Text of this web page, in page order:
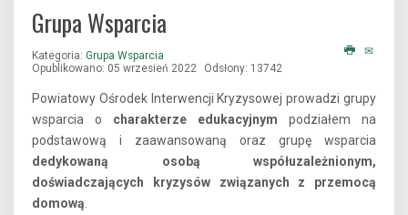
Grupa Wsparcia
Kategoria: Grupa Wsparcia
Opublikowano: 05 wrzesień 2022
Odsłony: 13742
Powiatowy Ośrodek Interwencji Kryzysowej prowadzi grupy
wsparcia o charakterze edukacyjnym podziałem na
podstawową i zaawansowaną oraz grupę wsparcia
dedykowaną osobą współuzależnionym,
doświadczających kryzysów związanych z przemocą
domową